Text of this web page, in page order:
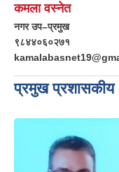
कमला वस्नेत
नगर उप–प्रमुख
९८४४०६०२७१
प्रमुख